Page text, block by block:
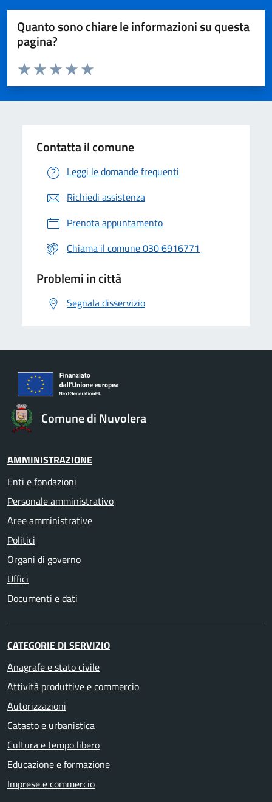
Quanto sono chiare le informazioni su questa
pagina?
Valuta da 1 a 5 stelle la pagina
Valuta 5 stelle su 5
Valuta 4 stelle su 5
Valuta 3 stelle su 5
Valuta 2 stelle su 5
Valuta 1 stelle su 5
Contatta il comune
Leggi le domande frequenti
Richiedi assistenza
Prenota appuntamento
Chiama il comune 030 6916771
Problemi in città
Segnala disservizio
Comune di Nuvolera
AMMINISTRAZIONE
Enti e fondazioni
Personale amministrativo
Aree amministrative
Politici
Organi di governo
Uffici
Documenti e dati
CATEGORIE DI SERVIZIO
Anagrafe e stato civile
Attività produttive e commercio
Autorizzazioni
Catasto e urbanistica
Cultura e tempo libero
Educazione e formazione
Imprese e commercio